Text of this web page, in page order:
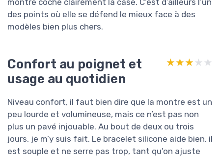
montre coche clairement la case. C’est d’ailleurs l’un
des points où elle se défend le mieux face à des
modèles bien plus chers.
Confort au poignet et
usage au quotidien
★★★★★
★★★★★
Niveau confort, il faut bien dire que la montre est un
peu lourde et volumineuse, mais ce n’est pas non
plus un pavé injouable. Au bout de deux ou trois
jours, je m’y suis fait. Le bracelet silicone aide bien, il
est souple et ne serre pas trop, tant qu’on ajuste